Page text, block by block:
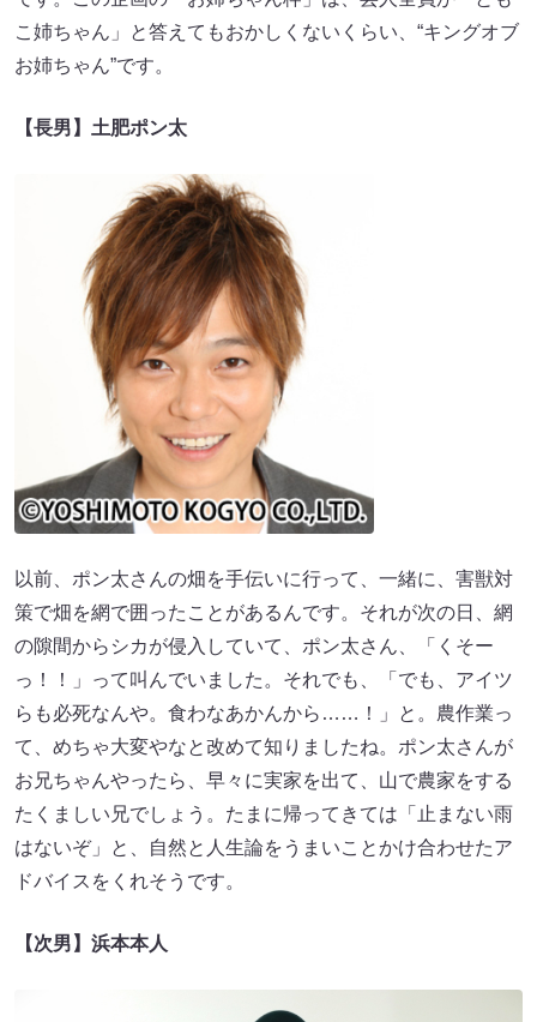
こ姉ちゃん」と答えてもおかしくないくらい、“キングオブ
お姉ちゃん”です。
【長男】土肥ポン太
以前、ポン太さんの畑を手伝いに行って、一緒に、害獣対
策で畑を網で囲ったことがあるんです。それが次の日、網
の隙間からシカが侵入していて、ポン太さん、「くそー
っ！！」って叫んでいました。それでも、「でも、アイツ
らも必死なんや。食わなあかんから……！」と。農作業っ
て、めちゃ大変やなと改めて知りましたね。ポン太さんが
お兄ちゃんやったら、早々に実家を出て、山で農家をする
たくましい兄でしょう。たまに帰ってきては「止まない雨
はないぞ」と、自然と人生論をうまいことかけ合わせたア
ドバイスをくれそうです。
【次男】浜本本人